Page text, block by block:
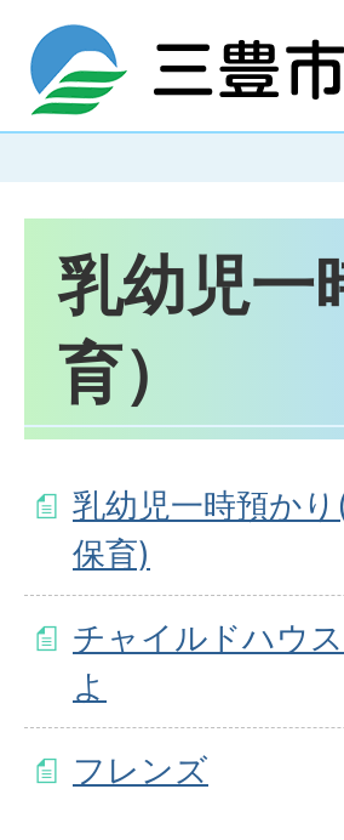
乳幼児一
育）
乳幼児一時預か
保育)
チャイルドハウ
よ
フレンズ